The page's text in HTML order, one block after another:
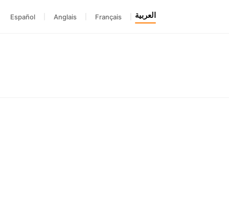
العربية Français
Anglais
Español